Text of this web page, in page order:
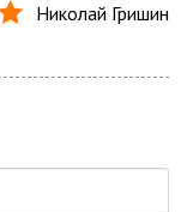
Николай Гришин